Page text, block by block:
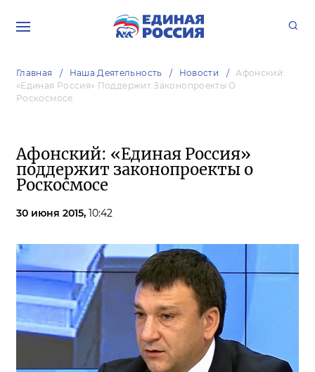
Главная Наша Деятельность Новости
Афонский:
«Единая Россия» Поддержит Законопроекты О
Роскосмосе
Афонский: «Единая Россия»
поддержит законопроекты о
Роскосмосе
30 июня 2015, 10:42